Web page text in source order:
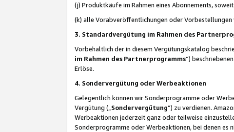
(j) Produktkäufe im Rahmen eines Abonnements,
(k) alle Vorabveröffentlichungen oder
3. Standardvergütung im Rahmen des
Vorbehaltlich der in diesem Vergütungskatalog
im Rahmen des Partnerprogramms“)
Erlöse.
4. Sondervergütung oder Werbeaktionen
Gelegentlich können wir Sonderprogramme oder
Vergütung („ Sondervergütung”) zu verdienen.
Werbeaktionen jederzeit ganz oder teilweise
Sonderprogramme oder Werbeaktionen, bei denen